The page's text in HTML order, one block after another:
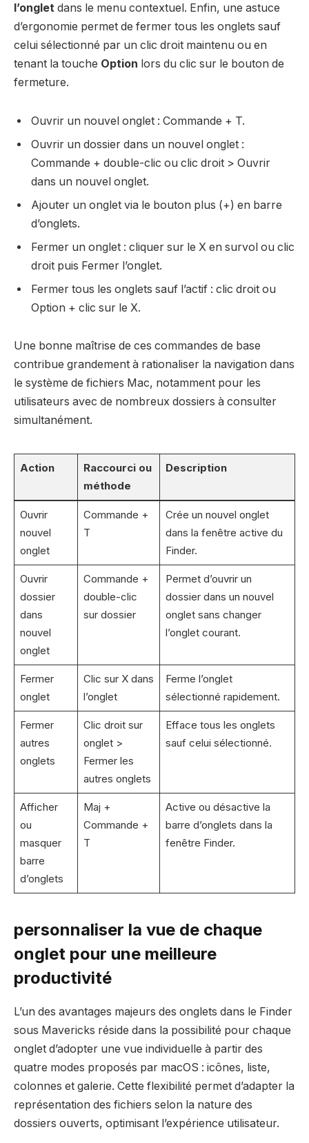
l’onglet dans le menu contextuel. Enfin, une astuce
d’ergonomie permet de fermer tous les onglets sauf
celui sélectionné par un clic droit maintenu ou en
tenant la touche Option lors du clic sur le bouton de
fermeture.
Ouvrir un nouvel onglet : Commande + T.
Ouvrir un dossier dans un nouvel onglet :
Commande + double-clic ou clic droit > Ouvrir
dans un nouvel onglet.
Ajouter un onglet via le bouton plus (+) en barre
d’onglets.
Fermer un onglet : cliquer sur le X en survol ou clic
droit puis Fermer l’onglet.
Fermer tous les onglets sauf l’actif : clic droit ou
Option + clic sur le X.
Une bonne maîtrise de ces commandes de base
contribue grandement à rationaliser la navigation dans
le système de fichiers Mac, notamment pour les
utilisateurs avec de nombreux dossiers à consulter
simultanément.
Action
Raccourci ou
méthode
Description
Ouvrir
nouvel
onglet
Commande +
T
Crée un nouvel onglet
dans la fenêtre active du
Finder.
Ouvrir
dossier
dans
nouvel
onglet
Commande +
double-clic
sur dossier
Permet d’ouvrir un
dossier dans un nouvel
onglet sans changer
l’onglet courant.
Fermer
onglet
Clic sur X dans
l’onglet
Ferme l’onglet
sélectionné rapidement.
Fermer
autres
onglets
Clic droit sur
onglet >
Fermer les
autres onglets
Efface tous les onglets
sauf celui sélectionné.
Afficher
ou
masquer
barre
d’onglets
Maj +
Commande +
T
Active ou désactive la
barre d’onglets dans la
fenêtre Finder.
personnaliser la vue de chaque
onglet pour une meilleure
productivité
L’un des avantages majeurs des onglets dans le Finder
sous Mavericks réside dans la possibilité pour chaque
onglet d’adopter une vue individuelle à partir des
quatre modes proposés par macOS : icônes, liste,
colonnes et galerie. Cette flexibilité permet d’adapter la
représentation des fichiers selon la nature des
dossiers ouverts, optimisant l’expérience utilisateur.